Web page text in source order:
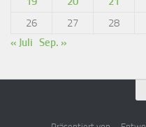
26
27 28
« Juli Sep. »